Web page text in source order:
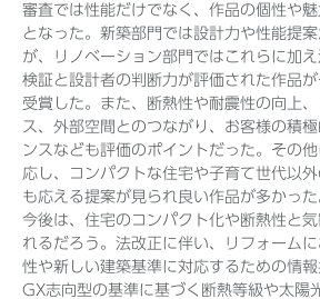
審査では性能だけでなく、作品の個性や
となった。新築部門では設計力や性能提
が、リノベーション部門ではこれらに加
検証と設計者の判断力が評価された作品
受賞した。また、断熱性や耐震性の向上
ス、外部空間とのつながり、お客様の積
ンスなども評価のポイントだった。その
応し、コンパクトな住宅や子育て世代以
も応える提案が見られ良い作品が多かった
今後は、住宅のコンパクト化や断熱性と
れるだろう。法改正に伴い、リフォーム
性や新しい建築基準に対応するための情報
GX志向型の基準に基づく断熱等級や太陽